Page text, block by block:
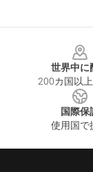
世界中に
200カ国以
国際保
使用国で